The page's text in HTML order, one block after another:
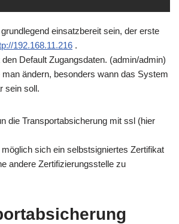
einsatzbereit sein, der erste
192.168.11.216 .
Default Zugangsdaten. (admin/admin)
ändern, besonders wann das System
sein soll.
die Transportabsicherung mit ssl (hier
sich ein selbstsigniertes Zertifikat
andere Zertifizierungsstelle zu